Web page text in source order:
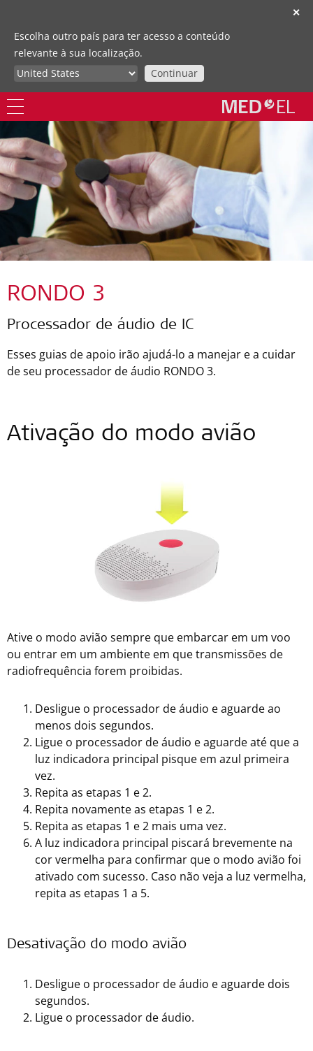
✕
Escolha outro país para ter acesso a conteúdo
relevante à sua localização.
Continuar
RONDO 3
Processador de áudio de IC
Esses guias de apoio irão ajudá-lo a manejar e a cuidar
de seu processador de áudio RONDO 3.
Ativação do modo avião
Ative o modo avião sempre que embarcar em um voo
ou entrar em um ambiente em que transmissões de
radiofrequência forem proibidas.
Desligue o processador de áudio e aguarde ao
menos dois segundos.
Ligue o processador de áudio e aguarde até que a
luz indicadora principal pisque em azul primeira
vez.
Repita as etapas 1 e 2.
Repita novamente as etapas 1 e 2.
Repita as etapas 1 e 2 mais uma vez.
A luz indicadora principal piscará brevemente na
cor vermelha para confirmar que o modo avião foi
ativado com sucesso. Caso não veja a luz vermelha,
repita as etapas 1 a 5.
Desativação do modo avião
Desligue o processador de áudio e aguarde dois
segundos.
Ligue o processador de áudio.